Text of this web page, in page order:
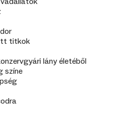
titkok
lány életéből
színe